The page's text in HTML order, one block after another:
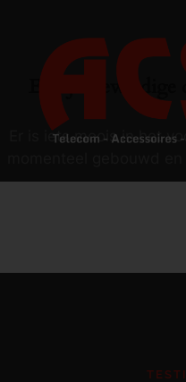
Er zijn geweldige
Er is iets moois in het
momenteel gebouwd